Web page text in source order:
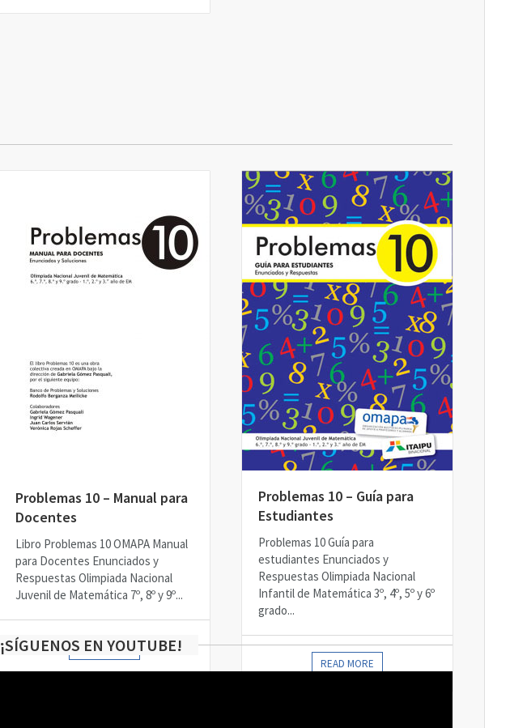
Problemas 10 – Manual para
Docentes
Libro Problemas 10 OMAPA Manual
para Docentes Enunciados y
Respuestas Olimpiada Nacional
Juvenil de Matemática 7º, 8º y 9º...
READ MORE
Problemas 10 – Guía para
Estudiantes
Problemas 10 Guía para
estudiantes Enunciados y
Respuestas Olimpiada Nacional
Infantil de Matemática 3º, 4º, 5º y 6º
grado...
READ MORE
¡SÍGUENOS EN YOUTUBE!